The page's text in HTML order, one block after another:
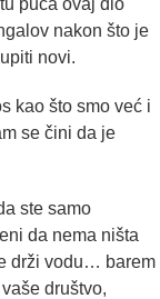
puca ovaj dio
nakon što je
novi.
kao što smo već i
se čini da je
ste samo
da nema ništa
drži vodu… barem
društvo,